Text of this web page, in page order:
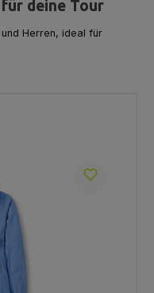
deine Tour
Herren, ideal für